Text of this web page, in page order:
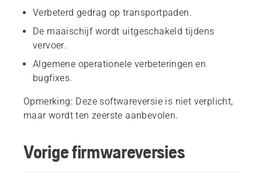
Verbeterd gedrag op transportpaden.
De maaischijf wordt uitgeschakeld tijdens
vervoer.
Algemene operationele verbeteringen en
bugfixes.
Opmerking: Deze softwareversie is niet verplicht,
maar wordt ten zeerste aanbevolen.
Vorige firmwareversies